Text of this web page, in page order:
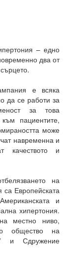
– едно
два от
е всяка
да се работи за
за това
пациентите,
може
навременна и
качеството и
на
Европейската
и
хипертония.
местно ниво,
общество на
и Сдружение